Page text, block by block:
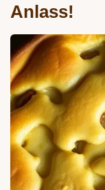
Anlass!